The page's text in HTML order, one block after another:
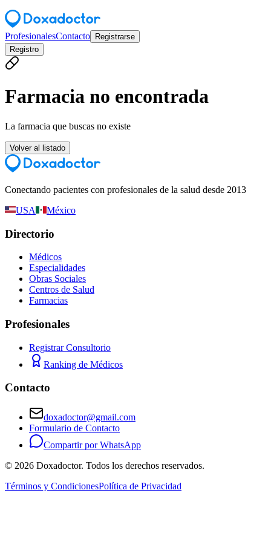
ProfesionalesContacto
Registrarse
Registro
Farmacia no encontrada
La farmacia que buscas no existe
Volver al listado
Conectando pacientes con profesionales de la salud desde 2013
USA
México
Directorio
Médicos
Especialidades
Obras Sociales
Centros de Salud
Farmacias
Profesionales
Registrar Consultorio
Ranking de Médicos
Contacto
doxadoctor@gmail.com
Formulario de Contacto
Compartir por WhatsApp
© 2026 Doxadoctor. Todos los derechos reservados.
Términos y CondicionesPolítica de Privacidad